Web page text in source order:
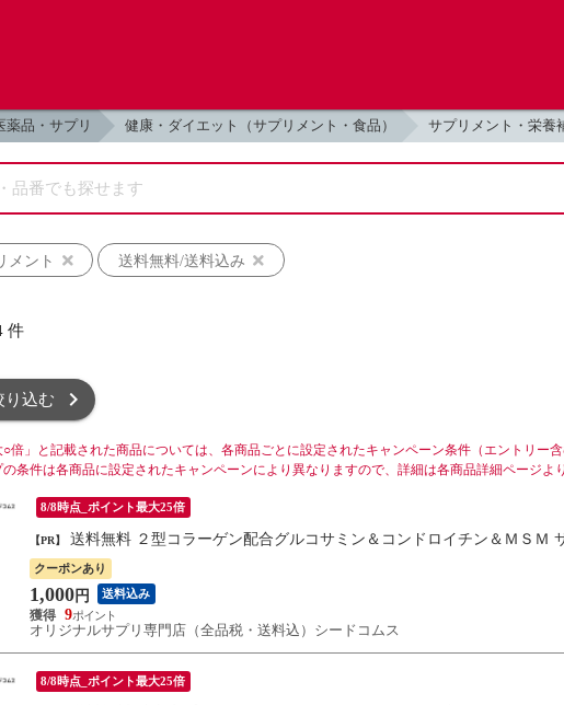
薬品・サプリ 健康・ダイエット（サプリメント・食品） サプリメント・栄養
メント 送料無料/送料込み
件
り込む
○倍」と記載された商品については、各商品ごとに設定されたキャンペーン条件（エントリー
条件は各商品に設定されたキャンペーンにより異なりますので、詳細は各商品詳細ページよ
8/8時点_ポイント最大25倍
【PR】 送料無料 ２型コラーゲン配合グルコサミン＆コンドロイチン＆ＭＳＭ
クーポンあり
1,000 円 送料込み
9
オリジナルサプリ専門店（全品税・送料込）シードコムス
8/8時点_ポイント最大25倍